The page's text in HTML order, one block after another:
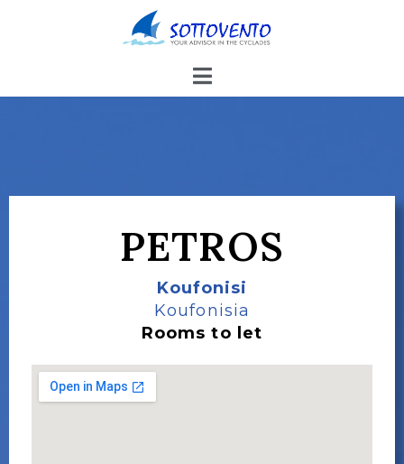
PETROS
Koufonisi
Koufonisia
Rooms to let